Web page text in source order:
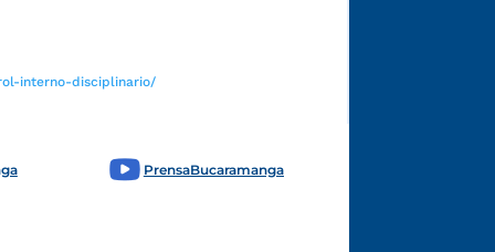
interno-disciplinario/
PrensaBucaramanga